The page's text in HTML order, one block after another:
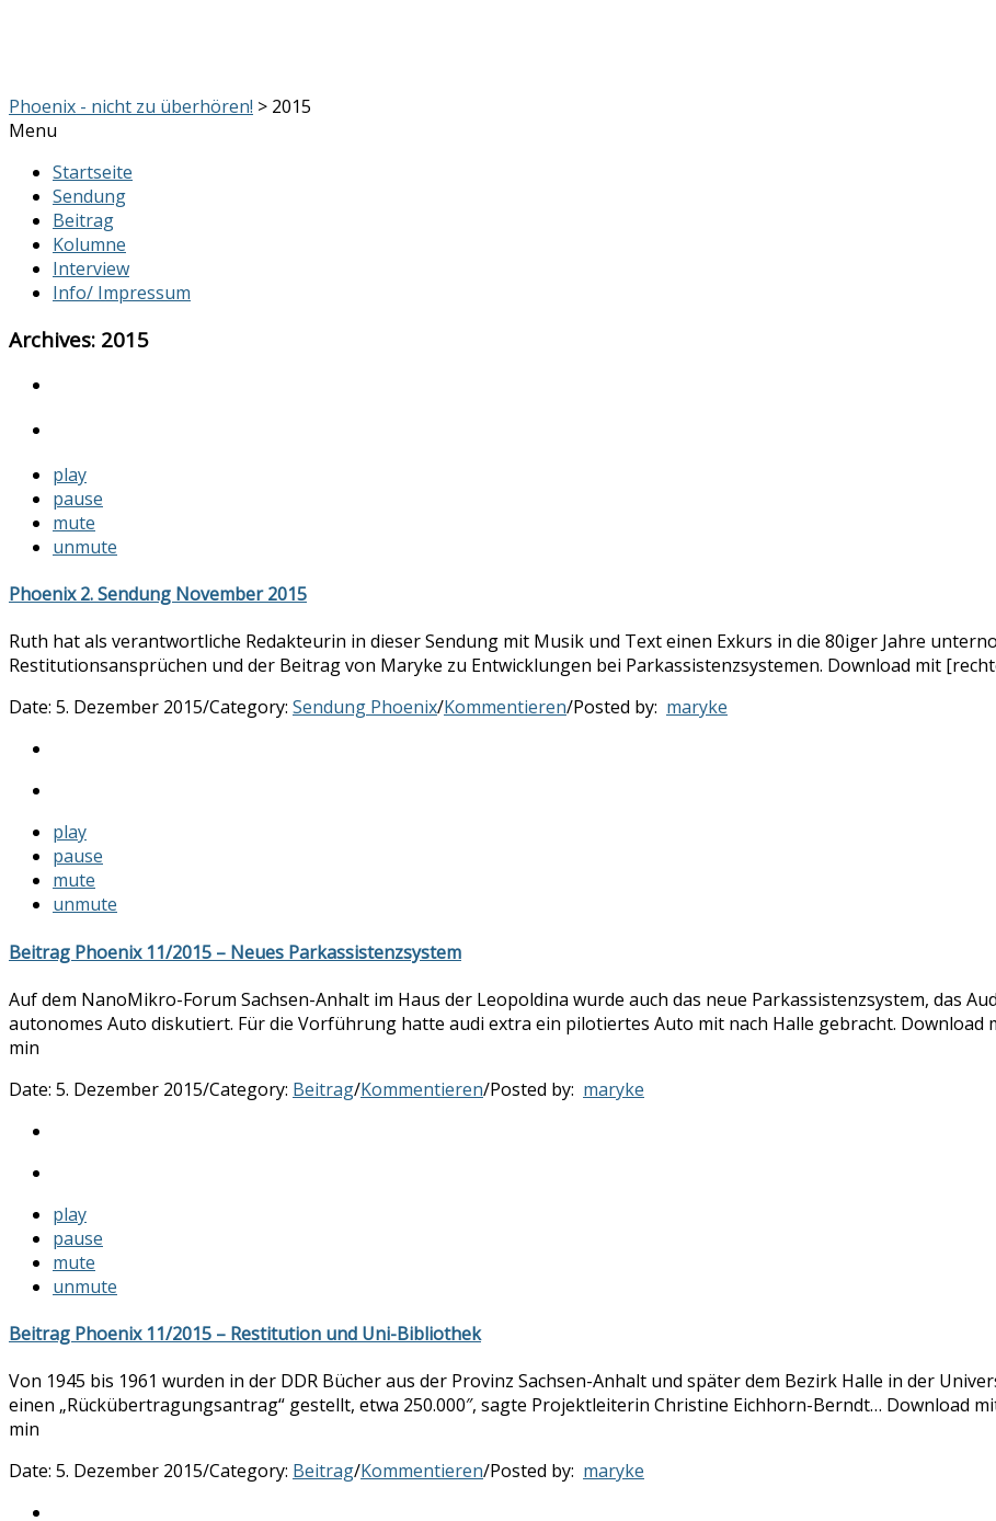
Phoenix - nicht zu überhören! > 2015
Menu
Startseite
Sendung
Beitrag
Kolumne
Interview
Info/ Impressum
Archives: 2015
play
pause
mute
unmute
Phoenix 2. Sendung November 2015
Ruth hat als verantwortliche Redakteurin in dieser Sendung mit Musik und Text einen Exkurs in die 80iger Jahre
Restitutionsansprüchen und der Beitrag von Maryke zu Entwicklungen bei Parkassistenzsystemen. Download mit
Date: 5. Dezember 2015/Category: Sendung Phoenix/Kommentieren/Posted by: maryke
play
pause
mute
unmute
Beitrag Phoenix 11/2015 – Neues Parkassistenzsystem
Auf dem NanoMikro-Forum Sachsen-Anhalt im Haus der Leopoldina wurde auch das neue Parkassistenzsystem, das
autonomes Auto diskutiert. Für die Vorführung hatte audi extra ein pilotiertes Auto mit nach Halle gebracht. Download
min
Date: 5. Dezember 2015/Category: Beitrag/Kommentieren/Posted by: maryke
play
pause
mute
unmute
Beitrag Phoenix 11/2015 – Restitution und Uni-Bibliothek
Von 1945 bis 1961 wurden in der DDR Bücher aus der Provinz Sachsen-Anhalt und später dem Bezirk Halle in der
einen „Rückübertragungsantrag“ gestellt, etwa 250.000″, sagte Projektleiterin Christine Eichhorn-Berndt… Download
min
Date: 5. Dezember 2015/Category: Beitrag/Kommentieren/Posted by: maryke